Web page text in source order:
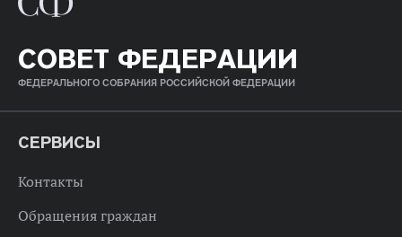
СОВЕТ ФЕДЕРАЦИИ
ФЕДЕРАЛЬНОГО СОБРАНИЯ РОССИЙСКОЙ ФЕДЕРАЦИИ
СЕРВИСЫ
Контакты
Обращения граждан